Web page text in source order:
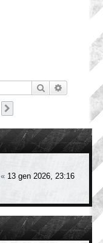
Cerca Ricerca
« 13 gen 2026, 23:16